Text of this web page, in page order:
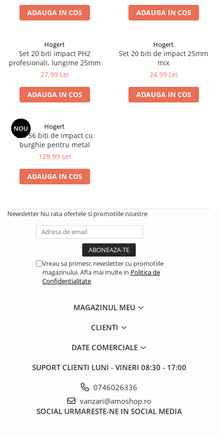
Profile maner
Alte accesorii
ADAUGA IN COS ADAUGA IN COS
Hogert
Set 20 biti impact PH2
profesionali, lungime 25mm
27,99 Lei
ADAUGA IN COS
Hogert
Set 20 biti de impact 25mm
mix
24,99 Lei
ADAUGA IN COS
NOU Hogert
Set 56 biţi de impact cu
burghie pentru metal
129,99 Lei
ADAUGA IN COS
Newsletter Nu rata ofertele si promotiile noastre
Vreau sa primesc newsletter cu promotiile
magazinului. Afla mai multe in Politica de
Confidentialitate
MAGAZINUL MEU
CLIENTI
DATE COMERCIALE
SUPORT CLIENTI LUNI - VINERI 08:30 - 17:00
0746026336
vanzari@amoshop.ro
SOCIAL URMARESTE-NE IN SOCIAL MEDIA